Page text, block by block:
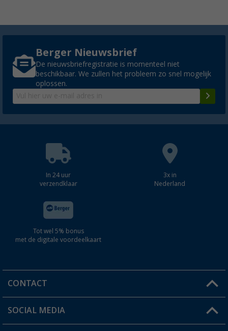
Berger Nieuwsbrief
De nieuwsbriefregistratie is momenteel niet
beschikbaar. We zullen het probleem zo snel mogelijk
oplossen.
In 24 uur
verzendklaar
3x in
Nederland
Tot wel 5% bonus
met de digitale voordeelkaart
CONTACT
Een vraag?
SOCIAL MEDIA